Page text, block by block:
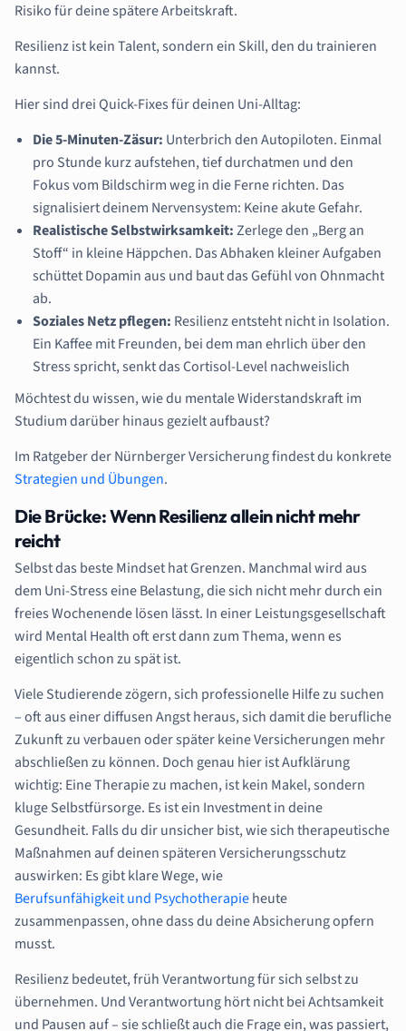
Risiko für deine spätere Arbeitskraft.
Resilienz ist kein Talent, sondern ein Skill, den du trainieren
kannst.
Hier sind drei Quick-Fixes für deinen Uni-Alltag:
Die 5-Minuten-Zäsur: Unterbrich den Autopiloten. Einmal
pro Stunde kurz aufstehen, tief durchatmen und den
Fokus vom Bildschirm weg in die Ferne richten. Das
signalisiert deinem Nervensystem: Keine akute Gefahr.
Realistische Selbstwirksamkeit:Zerlege den „Berg an
Stoff“ in kleine Häppchen. Das Abhaken kleiner Aufgaben
schüttet Dopamin aus und baut das Gefühl von Ohnmacht
ab.
Soziales Netz pflegen: Resilienz entsteht nicht in Isolation.
Ein Kaffee mit Freunden, bei dem man ehrlich über den
Stress spricht, senkt das Cortisol-Level nachweislich
Möchtest du wissen, wie du mentale Widerstandskraft im
Studium darüber hinaus gezielt aufbaust?
Im Ratgeber der Nürnberger Versicherung findest du konkrete
Strategien und Übungen.
Die Brücke: Wenn Resilienz allein nicht mehr
reicht
Selbst das beste Mindset hat Grenzen. Manchmal wird aus
dem Uni-Stress eine Belastung, die sich nicht mehr durch ein
freies Wochenende lösen lässt. In einer Leistungsgesellschaft
wird Mental Health oft erst dann zum Thema, wenn es
eigentlich schon zu spät ist.
Viele Studierende zögern, sich professionelle Hilfe zu suchen
– oft aus einer diffusen Angst heraus, sich damit die berufliche
Zukunft zu verbauen oder später keine Versicherungen mehr
abschließen zu können. Doch genau hier ist Aufklärung
wichtig: Eine Therapie zu machen, ist kein Makel, sondern
kluge Selbstfürsorge. Es ist ein Investment in deine
Gesundheit. Falls du dir unsicher bist, wie sich therapeutische
Maßnahmen auf deinen späteren Versicherungsschutz
auswirken: Es gibt klare Wege, wie
Berufsunfähigkeit und Psychotherapieheute
zusammenpassen, ohne dass du deine Absicherung opfern
musst.
Resilienz bedeutet, früh Verantwortung für sich selbst zu
übernehmen. Und Verantwortung hört nicht bei Achtsamkeit
und Pausen auf – sie schließt auch die Frage ein, was passiert,